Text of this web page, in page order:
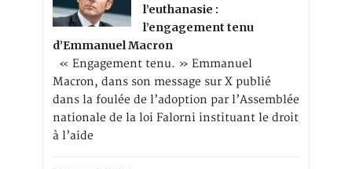
l’euthanasie :
l’engagement tenu
d’Emmanuel Macron
« Engagement tenu. » Emmanuel
Macron, dans son message sur X publié
dans la foulée de l’adoption par l’Assemblée
nationale de la loi Falorni instituant le droit
à l’aide